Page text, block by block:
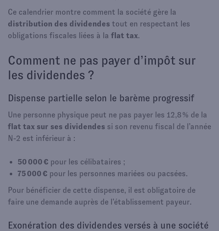
Ce calendrier montre comment la société gère la
distribution des dividendes tout en respectant les
obligations fiscales liées à la flat tax.
Comment ne pas payer d’impôt sur
les dividendes ?
Dispense partielle selon le barème progressif
Une personne physique peut ne pas payer les 12,8 % de la
flat tax sur ses dividendes si son revenu fiscal de l’année
N-2 est inférieur à :
50 000 € pour les célibataires ;
75 000 € pour les personnes mariées ou pacsées.
Pour bénéficier de cette dispense, il est obligatoire de
faire une demande auprès de l’établissement payeur.
Exonération des dividendes versés à une société